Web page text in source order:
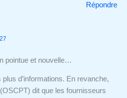
Répondre
pointue et nouvelle…
d’informations. En revanche,
(OSCPT) dit que les fournisseurs